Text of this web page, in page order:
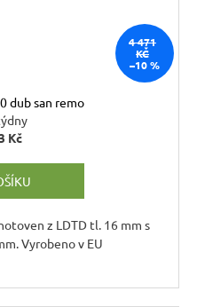
4 471
KČ
–10 %
dub san remo
Kč
z LDTD tl. 16 mm s
Vyrobeno v EU